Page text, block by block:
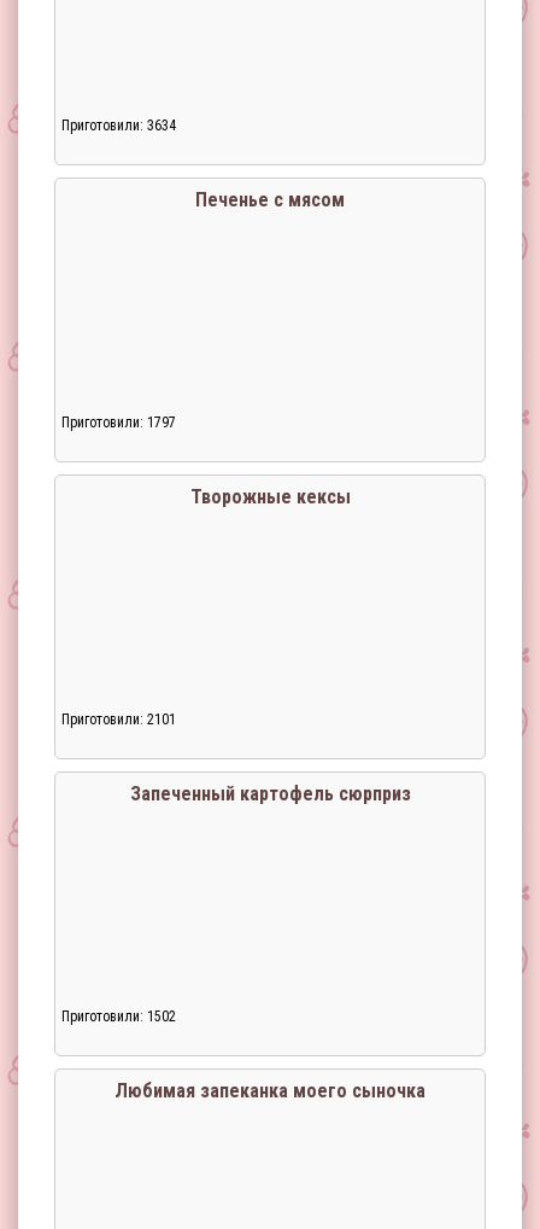
Приготовили: 3634
Печенье с мясом
Приготовили: 1797
Творожные кексы
Приготовили: 2101
Запеченный картофель сюрприз
Приготовили: 1502
Любимая запеканка моего сыночка